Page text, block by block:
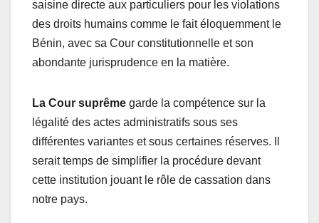
saisine directe aux particuliers pour les violations
des droits humains comme le fait éloquemment le
Bénin, avec sa Cour constitutionnelle et son
abondante jurisprudence en la matière.
La Cour suprême garde la compétence sur la
légalité des actes administratifs sous ses
différentes variantes et sous certaines réserves. Il
serait temps de simplifier la procédure devant
cette institution jouant le rôle de cassation dans
notre pays.